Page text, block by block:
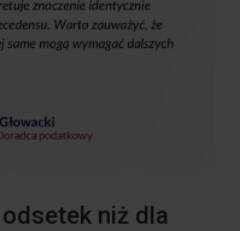
niż dla